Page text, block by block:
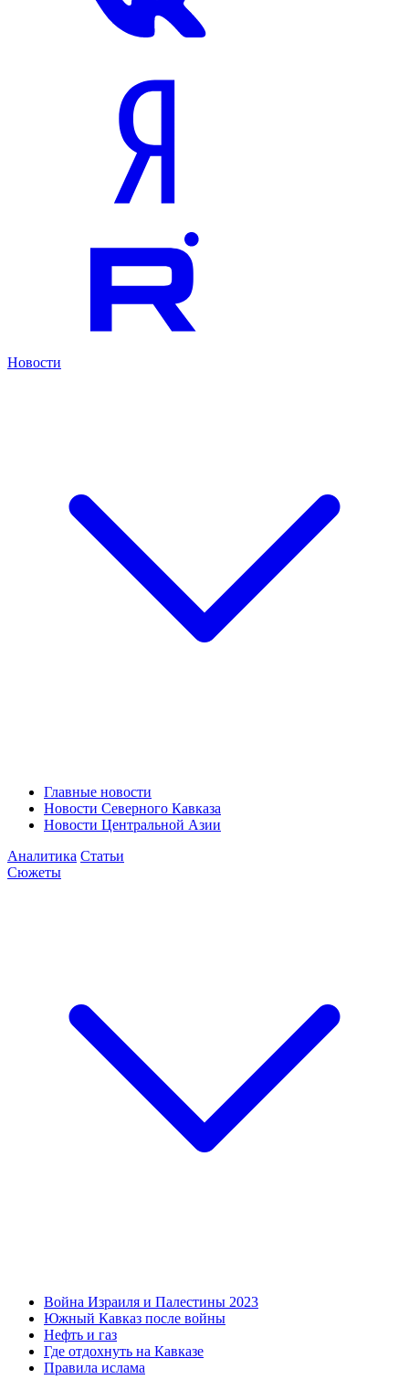
Новости
Главные новости
Новости Северного Кавказа
Новости Центральной Азии
Аналитика Статьи
Сюжеты
Война Израиля и Палестины 2023
Южный Кавказ после войны
Нефть и газ
Где отдохнуть на Кавказе
Правила ислама